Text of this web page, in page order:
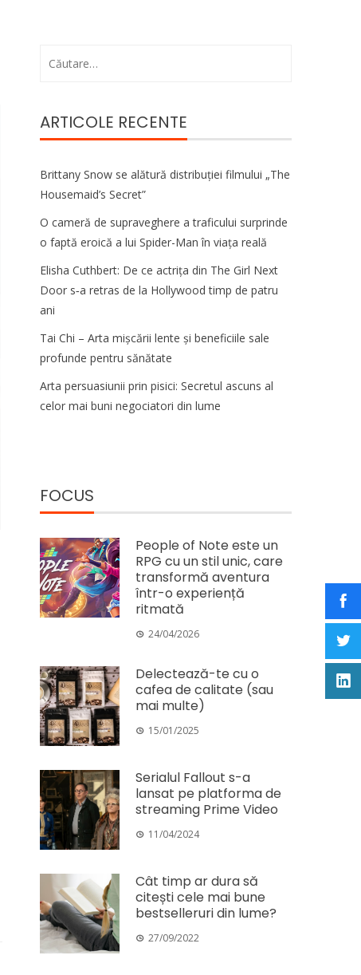
ARTICOLE RECENTE
Brittany Snow se alătură distribuției filmului „The
Housemaid’s Secret”
O cameră de supraveghere a traficului surprinde
o faptă eroică a lui Spider-Man în viața reală
Elisha Cuthbert: De ce actrița din The Girl Next
Door s‑a retras de la Hollywood timp de patru
ani
Tai Chi – Arta mișcării lente și beneficiile sale
profunde pentru sănătate
Arta persuasiunii prin pisici: Secretul ascuns al
celor mai buni negociatori din lume
FOCUS
People of Note este un
RPG cu un stil unic, care
transformă aventura
într-o experiență
ritmată
24/04/2026
Delectează-te cu o
cafea de calitate (sau
mai multe)
15/01/2025
Serialul Fallout s-a
lansat pe platforma de
streaming Prime Video
11/04/2024
Cât timp ar dura să
citești cele mai bune
bestselleruri din lume?
27/09/2022